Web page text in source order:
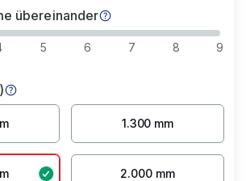
übereinander
5 6 7 8 9
1.300 mm
2.000 mm